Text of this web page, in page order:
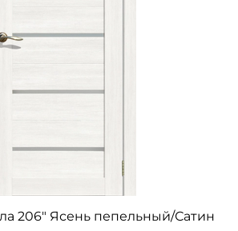
206" Ясень пепельный/Сатин